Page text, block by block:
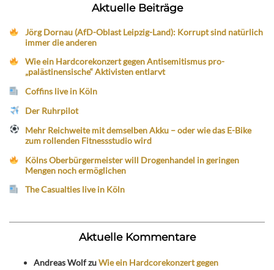
Aktuelle Beiträge
Jörg Dornau (AfD-Oblast Leipzig-Land): Korrupt sind natürlich
immer die anderen
Wie ein Hardcorekonzert gegen Antisemitismus pro-
„palästinensische“ Aktivisten entlarvt
Coffins live in Köln
Der Ruhrpilot
Mehr Reichweite mit demselben Akku – oder wie das E-Bike
zum rollenden Fitnessstudio wird
Kölns Oberbürgermeister will Drogenhandel in geringen
Mengen noch ermöglichen
The Casualties live in Köln
Aktuelle Kommentare
Andreas WolfzuWie ein Hardcorekonzert gegen